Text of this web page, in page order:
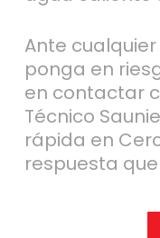
Ante
ponga en
en contactar
Técnico
rápida en
respuesta